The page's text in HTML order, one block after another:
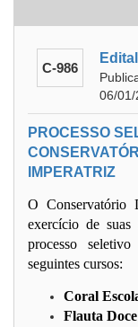
C-986
Edital
06/01/
PROCESSO
IMPERATRIZ
O Conservatório
exercício de suas
processo
seguintes cursos:
Coral
Flauta Doce